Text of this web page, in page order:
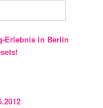
Erlebnis in Berlin